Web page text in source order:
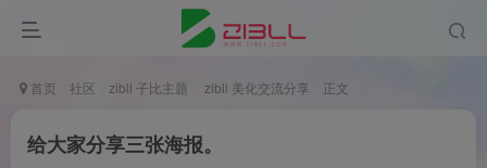
首页 社区 zibll 子比主题 zibll 美化交流分享 正文
给大家分享三张海报。